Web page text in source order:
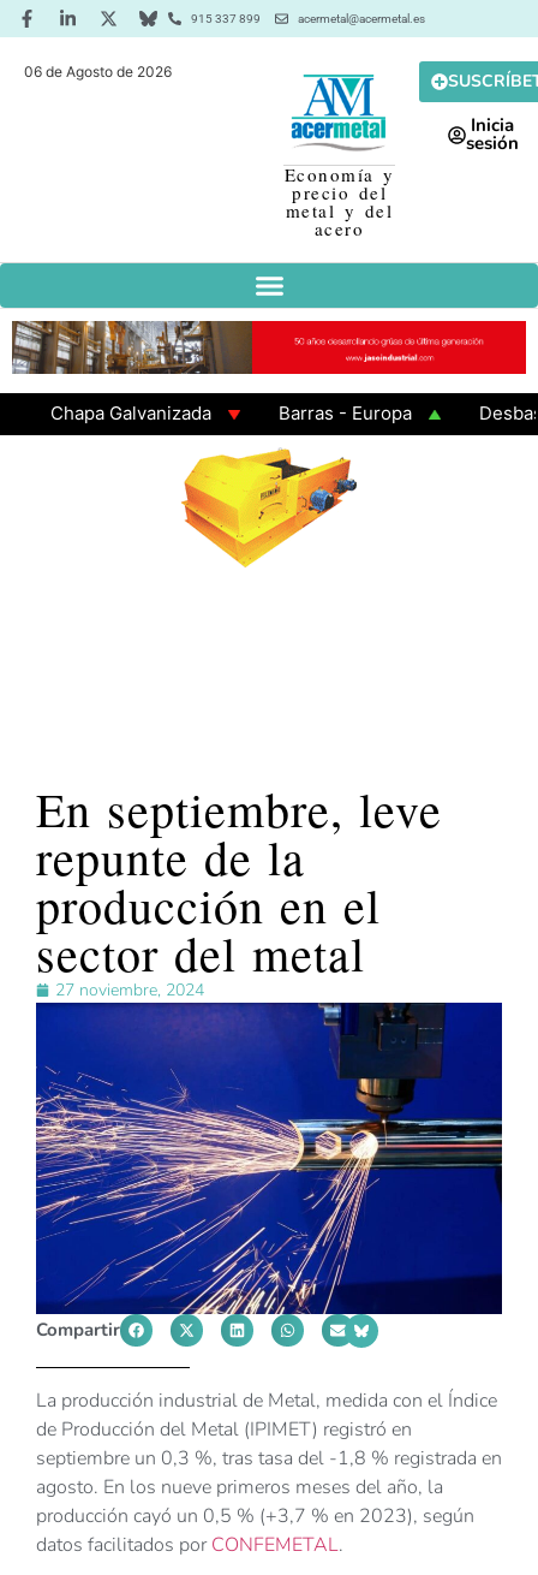
915 337 899 acermetal@acermetal.es
06 de Agosto de 2026
Economía y
precio del
metal y del
acero
Inicia
sesión
Chapa Galvanizada Barras - Europa
Desbaste
GAMA 3 - Cuadrados 200x200x8
En septiembre, leve
repunte de la
producción en el
sector del metal
27 noviembre, 2024
Compartir
La producción industrial de Metal, medida con el Índice
de Producción del Metal (IPIMET) registró en
septiembre un 0,3 %, tras tasa del -1,8 % registrada en
agosto. En los nueve primeros meses del año, la
producción cayó un 0,5 % (+3,7 % en 2023), según
datos facilitados porCONFEMETAL.